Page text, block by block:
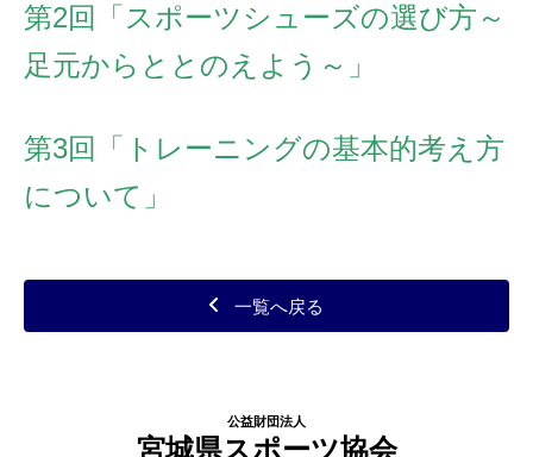
第2回「スポーツシューズの選び方～
足元からととのえよう～」
第3回「トレーニングの基本的考え方
について」
一覧へ戻る
公益財団法人
宮城県スポーツ協会